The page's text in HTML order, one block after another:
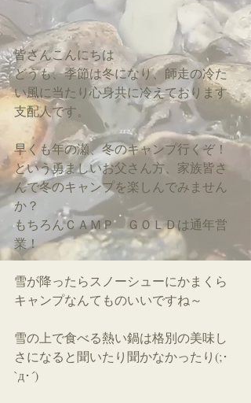
皆さんこんにちは
どうも、季節は冬になり、師走の冷た
い風に当たり心身共に冷えております
支配人です。
早くも年の瀬、冬のキャンプ行くぞ！
という勇ましいお父さん方、家族皆さ
んで冬のキャンプを楽しんでみません
か？
もちろんＣＡＭＰ　ＧＯＬＤは通年営
業！
雪が降ったらスノーシューにかまくら
キャンプなんてものいいですね～
雪の上で食べる熱い鍋は格別の美味し
さになると聞いたり聞かなかったり(;･
`д･´)